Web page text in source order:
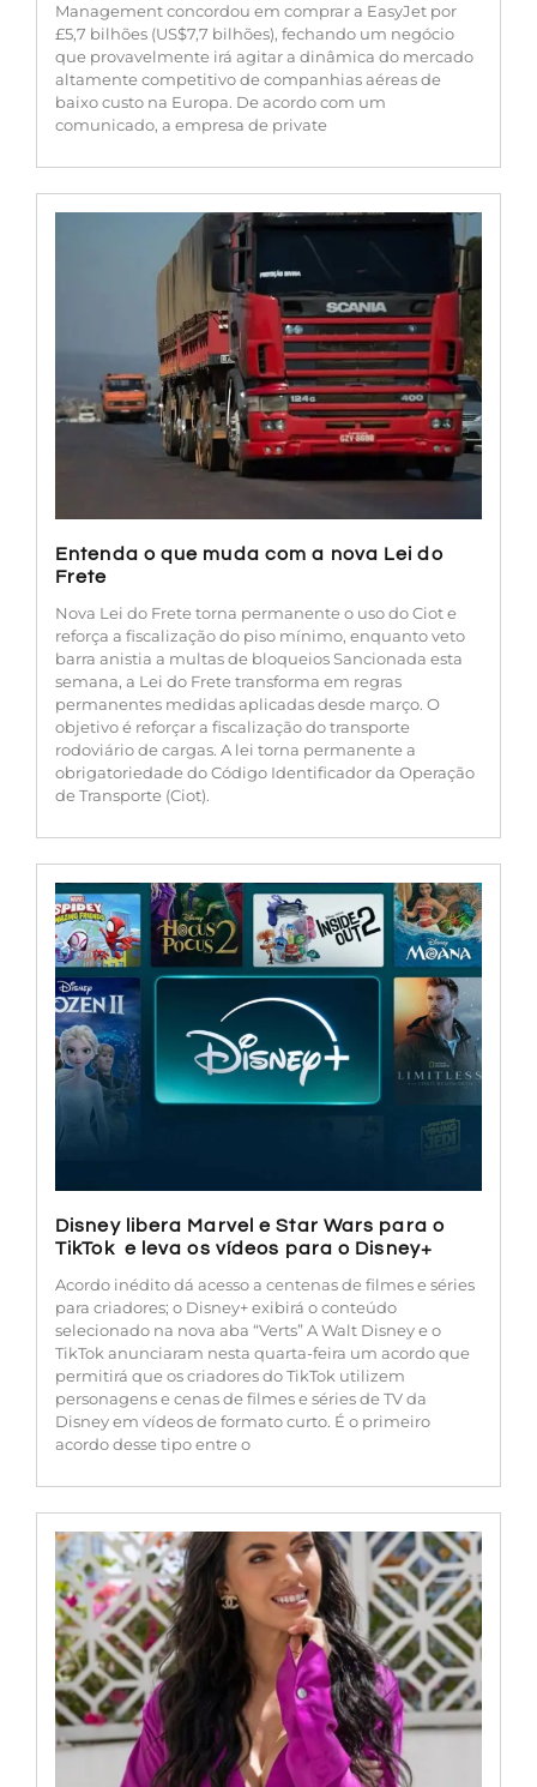
Management concordou em comprar a EasyJet por
£5,7 bilhões (US$7,7 bilhões), fechando um negócio
que provavelmente irá agitar a dinâmica do mercado
altamente competitivo de companhias aéreas de
baixo custo na Europa. De acordo com um
comunicado, a empresa de private
Entenda o que muda com a nova Lei do
Frete
Nova Lei do Frete torna permanente o uso do Ciot e
reforça a fiscalização do piso mínimo, enquanto veto
barra anistia a multas de bloqueios Sancionada esta
semana, a Lei do Frete transforma em regras
permanentes medidas aplicadas desde março. O
objetivo é reforçar a fiscalização do transporte
rodoviário de cargas. A lei torna permanente a
obrigatoriedade do Código Identificador da Operação
de Transporte (Ciot).
Disney libera Marvel e Star Wars para o
TikTok e leva os vídeos para o Disney+
Acordo inédito dá acesso a centenas de filmes e séries
para criadores; o Disney+ exibirá o conteúdo
selecionado na nova aba “Verts” A Walt Disney e o
TikTok anunciaram nesta quarta-feira um acordo que
permitirá que os criadores do TikTok utilizem
personagens e cenas de filmes e séries de TV da
Disney em vídeos de formato curto. É o primeiro
acordo desse tipo entre o